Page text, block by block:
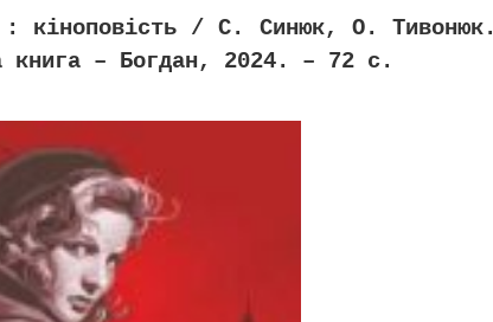
: кіноповість / С. Синюк, О. Тивонюк.
книга – Богдан, 2024. – 72 с.